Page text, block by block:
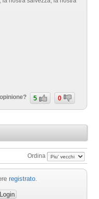
5 0
Ordina
registrato.